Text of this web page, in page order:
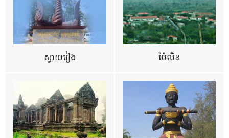
ស្វាយរៀង ប៉ៃលិន